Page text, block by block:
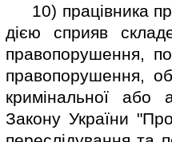
10) працiвника
дiєю сприяв
правопорушення,
правопорушення,
кримiнальної або
Закону України